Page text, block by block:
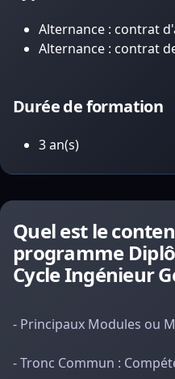
Alternance : contrat
Alternance : contrat
Durée de formation
3 an(s)
Quel est le
programme
Cycle Ingénieur
- Principaux Modules ou
- Tronc Commun :